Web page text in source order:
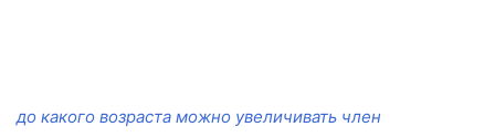
до какого возраста можно увеличивать член